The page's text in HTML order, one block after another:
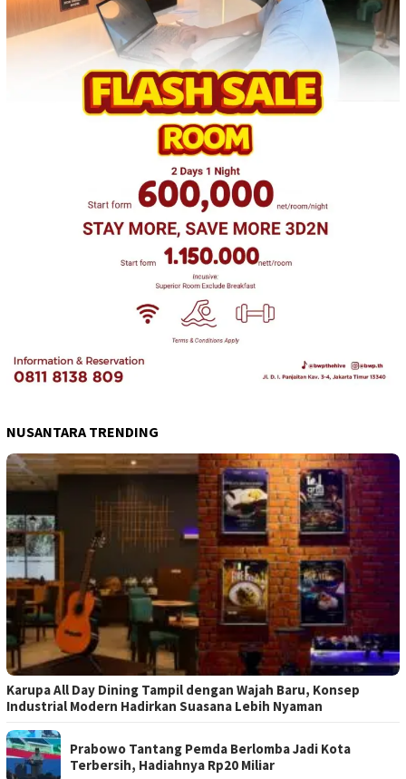
NUSANTARA TRENDING
Karupa All Day Dining Tampil dengan Wajah Baru, Konsep
Industrial Modern Hadirkan Suasana Lebih Nyaman
Prabowo Tantang Pemda Berlomba Jadi Kota
Terbersih, Hadiahnya Rp20 Miliar